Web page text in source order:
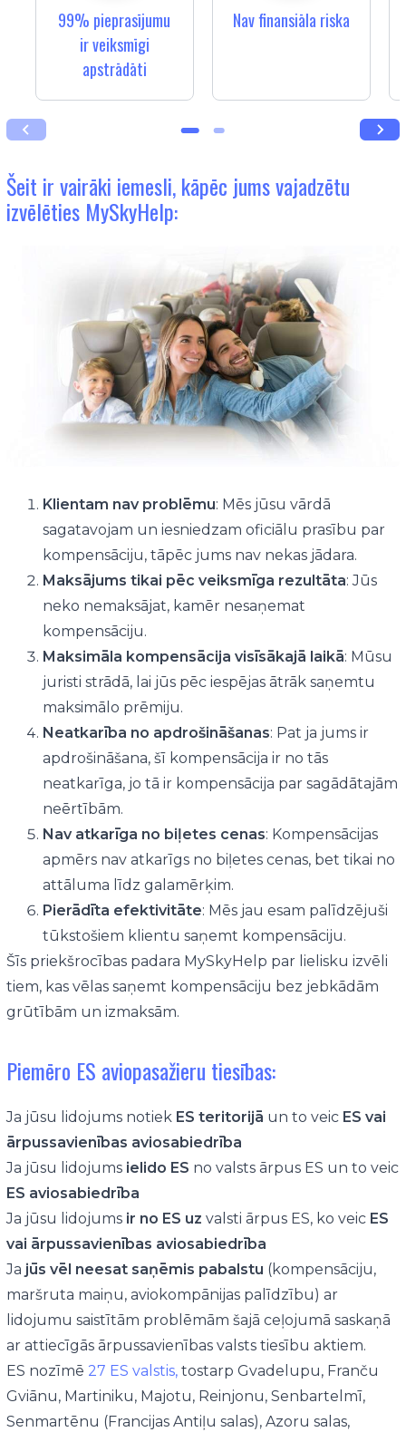
99% pieprasījumu
ir veiksmīgi
apstrādāti
Nav finansiāla riska
Šeit ir vairāki iemesli, kāpēc jums vajadzētu
izvēlēties MySkyHelp:
Klientam nav problēmu: Mēs jūsu vārdā
sagatavojam un iesniedzam oficiālu prasību par
kompensāciju, tāpēc jums nav nekas jādara.
Maksājums tikai pēc veiksmīga rezultāta: Jūs
neko nemaksājat, kamēr nesaņemat
kompensāciju.
Maksimāla kompensācija visīsākajā laikā: Mūsu
juristi strādā, lai jūs pēc iespējas ātrāk saņemtu
maksimālo prēmiju.
Neatkarība no apdrošināšanas: Pat ja jums ir
apdrošināšana, šī kompensācija ir no tās
neatkarīga, jo tā ir kompensācija par sagādātajām
neērtībām.
Nav atkarīga no biļetes cenas: Kompensācijas
apmērs nav atkarīgs no biļetes cenas, bet tikai no
attāluma līdz galamērķim.
Pierādīta efektivitāte: Mēs jau esam palīdzējuši
tūkstošiem klientu saņemt kompensāciju.
Šīs priekšrocības padara MySkyHelp par lielisku izvēli
tiem, kas vēlas saņemt kompensāciju bez jebkādām
grūtībām un izmaksām.
Piemēro ES aviopasažieru tiesības:
Ja jūsu lidojums notiek ES teritorijā un to veic ES vai
ārpussavienības aviosabiedrība
Ja jūsu lidojums ielido ES no valsts ārpus ES un to veic
ES aviosabiedrība
Ja jūsu lidojums ir no ES uz valsti ārpus ES, ko veic ES
vai ārpussavienības aviosabiedrība
Ja jūs vēl neesat saņēmis pabalstu (kompensāciju,
maršruta maiņu, aviokompānijas palīdzību) ar
lidojumu saistītām problēmām šajā ceļojumā saskaņā
ar attiecīgās ārpussavienības valsts tiesību aktiem.
ES nozīmē 27 ES valstis,tostarp Gvadelupu, Franču
Gviānu, Martiniku, Majotu, Reinjonu, Senbartelmī,
Senmartēnu (Francijas Antiļu salas), Azoru salas,